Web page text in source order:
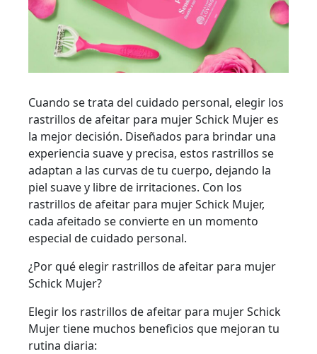
Cuando se trata del cuidado personal, elegir los
rastrillos de afeitar para mujer Schick Mujer es
la mejor decisión. Diseñados para brindar una
experiencia suave y precisa, estos rastrillos se
adaptan a las curvas de tu cuerpo, dejando la
piel suave y libre de irritaciones. Con los
rastrillos de afeitar para mujer Schick Mujer,
cada afeitado se convierte en un momento
especial de cuidado personal.
¿Por qué elegir rastrillos de afeitar para mujer
Schick Mujer?
Elegir los rastrillos de afeitar para mujer Schick
Mujer tiene muchos beneficios que mejoran tu
rutina diaria: